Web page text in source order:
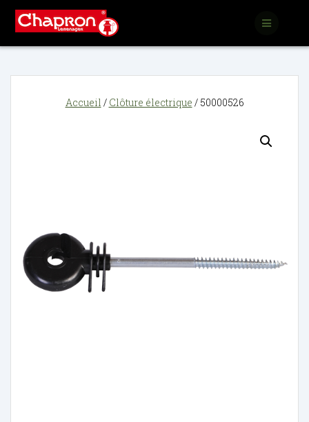
Accueil / Clôture électrique / 50000526